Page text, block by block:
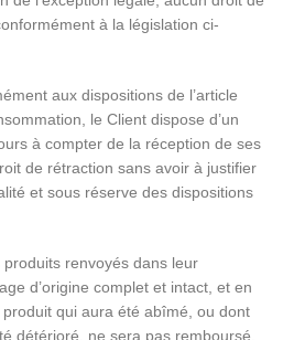
à la législation ci-
aux dispositions de l’article
le Client dispose d’un
à compter de la réception de ses
de rétraction sans avoir à justifier
et sous réserve des dispositions
renvoyés dans leur
d’origine complet et intact, et en
qui aura été abîmé, ou dont
détérioré, ne sera pas remboursé.